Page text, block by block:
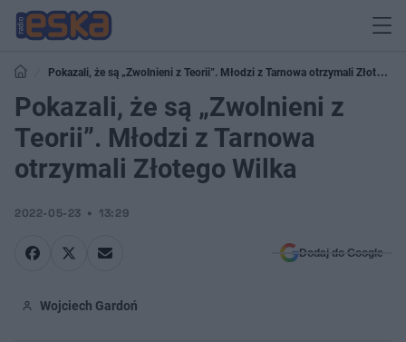
Pokazali, że są „Zwolnieni z Teorii”. Młodzi z Tarnowa otrzymali Złotego
Wilka
Pokazali, że są „Zwolnieni z
Teorii”. Młodzi z Tarnowa
otrzymali Złotego Wilka
2022-05-23 13:29
Dodaj do Google
Wojciech Gardoń